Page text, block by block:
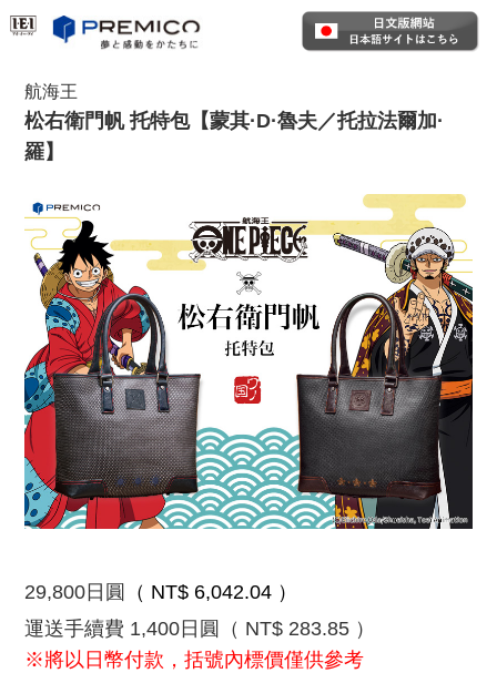
航海王
松右衛門帆 托特包【蒙其·D·魯夫／托拉法爾加·
羅】
29,800 日圓
（ NT$ 6,042.04 ）
運送手續費 1,400日圓
（ NT$ 283.85 ）
※將以日幣付款，括號內標價僅供參考